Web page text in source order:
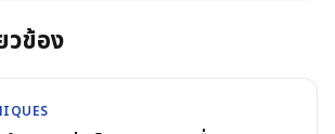
วข้อง